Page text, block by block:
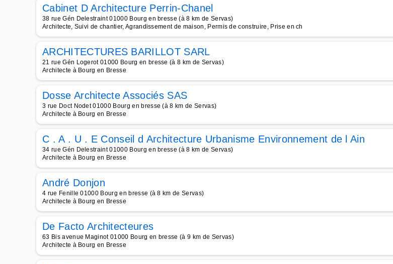
Cabinet D Architecture Perrin-Chanel
38 rue Gén Delestraint 01000 Bourg en bresse (à 8 km de Servas)
Architecte, Suivi de chantier, Agrandissement de maison, Permis de construire, Prise en ch
ARCHITECTURES BARILLOT SARL
21 rue Gén Logerot 01000 Bourg en bresse (à 8 km de Servas)
Architecte à Bourg en Bresse
Dosse Architecte Associés SAS
3 rue Doct Nodet 01000 Bourg en bresse (à 8 km de Servas)
Architecte à Bourg en Bresse
C . A . U . E Conseil d Architecture Urbanisme Environnement de l Ain
34 rue Gén Delestraint 01000 Bourg en bresse (à 8 km de Servas)
Architecte à Bourg en Bresse
André Donjon
4 rue Fenille 01000 Bourg en bresse (à 8 km de Servas)
Architecte à Bourg en Bresse
De Facto Architecteures
63 Bis avenue Maginot 01000 Bourg en bresse (à 9 km de Servas)
Architecte à Bourg en Bresse